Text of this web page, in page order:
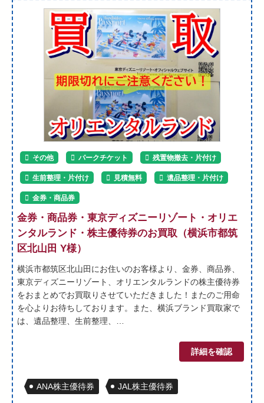
その他 パークチケット 残置物撤去・片付け
生前整理・片付け 見積無料 遺品整理・片付け
金券・商品券
金券・商品券・東京ディズニーリゾート・オリエ
ンタルランド・株主優待券のお買取（横浜市都筑
区北山田 Y様）
横浜市都筑区北山田にお住いのお客様より、金券、商品券、
東京ディズニーリゾート、オリエンタルランドの株主優待券
をおまとめでお買取りさせていただきました！またのご用命
を心よりお待ちしております。また、横浜ブランド買取家で
は、遺品整理、生前整理、…
詳細を確認
ANA株主優待券 JAL株主優待券